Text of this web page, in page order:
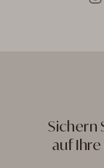
Sichern
auf